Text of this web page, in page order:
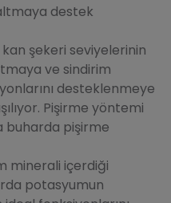
destek
kan şekeri seviyelerinin
ve sindirim
desteklenmeye
Pişirme yöntemi
buharda pişirme
minerali içerdiği
potasyumun